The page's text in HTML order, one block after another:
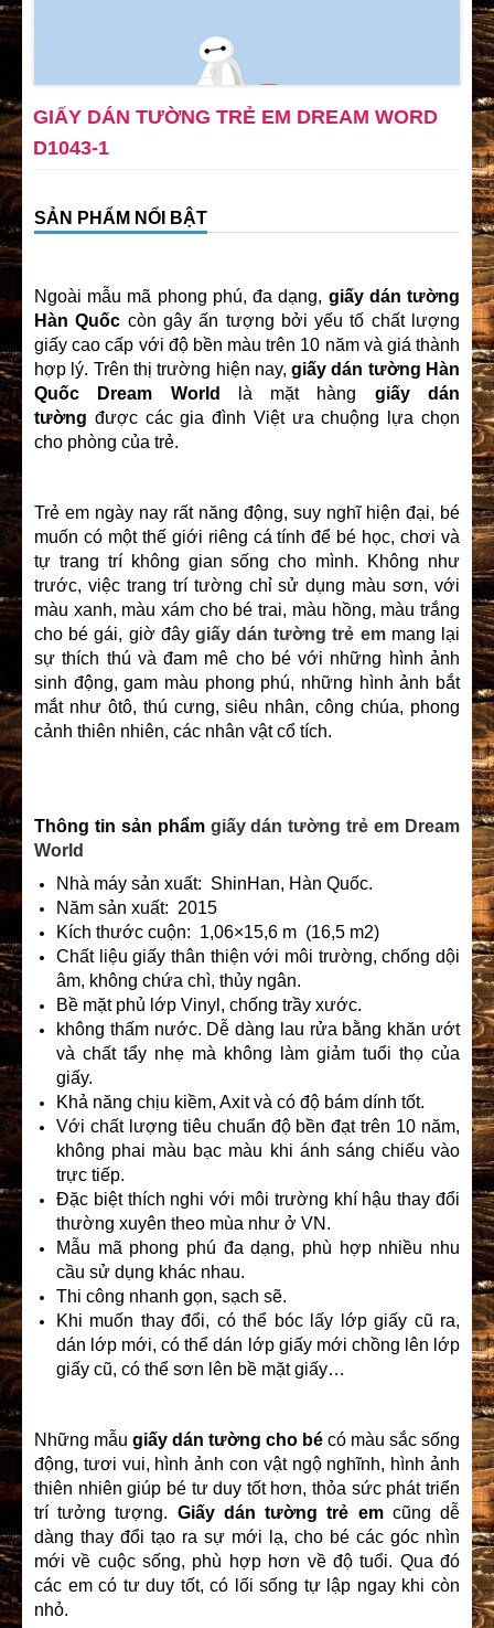
GIẤY DÁN TƯỜNG TRẺ EM DREAM WORD
D1043-1
SẢN PHẨM NỔI BẬT
Ngoài mẫu mã phong phú, đa dạng, giấy dán tường
Hàn Quốc còn gây ấn tượng bởi yếu tố chất lượng
giấy cao cấp với độ bền màu trên 10 năm và giá thành
hợp lý. Trên thị trường hiện nay,giấy dán tường Hàn
Quốc Dream World
là mặt hàng giấy dán
tường được các gia đình Việt ưa chuộng lựa chọn
cho phòng của trẻ.
Trẻ em ngày nay rất năng động, suy nghĩ hiện đại, bé
muốn có một thế giới riêng cá tính để bé học, chơi và
tự trang trí không gian sống cho mình. Không như
trước, việc trang trí tường chỉ sử dụng màu sơn, với
màu xanh, màu xám cho bé trai, màu hồng, màu trắng
cho bé gái, giờ đây giấy dán tường trẻ emmang lại
sự thích thú và đam mê cho bé với những hình ảnh
sinh động, gam màu phong phú, những hình ảnh bắt
mắt như ôtô, thú cưng, siêu nhân, công chúa, phong
cảnh thiên nhiên, các nhân vật cổ tích.
Thông tin sản phẩm giấy dán tường trẻ em Dream
World
Nhà máy sản xuất: ShinHan, Hàn Quốc.
Năm sản xuất: 2015
Kích thước cuộn: 1,06×15,6 m (16,5 m2)
Chất liệu giấy thân thiện với môi trường, chống dội
âm, không chứa chì, thủy ngân.
Bề mặt phủ lớp Vinyl, chống trầy xước.
không thấm nước. Dễ dàng lau rửa bằng khăn ướt
và chất tẩy nhẹ mà không làm giảm tuổi thọ của
giấy.
Khả năng chịu kiềm, Axit và có độ bám dính tốt.
Với chất lượng tiêu chuẩn độ bền đạt trên 10 năm,
không phai màu bạc màu khi ánh sáng chiếu vào
trực tiếp.
Đặc biệt thích nghi với môi trường khí hậu thay đổi
thường xuyên theo mùa như ở VN.
Mẫu mã phong phú đa dạng, phù hợp nhiều nhu
cầu sử dụng khác nhau.
Thi công nhanh gọn, sạch sẽ.
Khi muốn thay đổi, có thể bóc lấy lớp giấy cũ ra,
dán lớp mới, có thể dán lớp giấy mới chồng lên lớp
giấy cũ, có thể sơn lên bề mặt giấy…
Những mẫu giấy dán tường cho bé có màu sắc sống
động, tươi vui, hình ảnh con vật ngộ nghĩnh, hình ảnh
thiên nhiên giúp bé tư duy tốt hơn, thỏa sức phát triển
trí tưởng tượng. Giấy dán tường trẻ emcũng dễ
dàng thay đổi tạo ra sự mới lạ, cho bé các góc nhìn
mới về cuộc sống, phù hợp hơn về độ tuổi. Qua đó
các em có tư duy tốt, có lối sống tự lập ngay khi còn
nhỏ.